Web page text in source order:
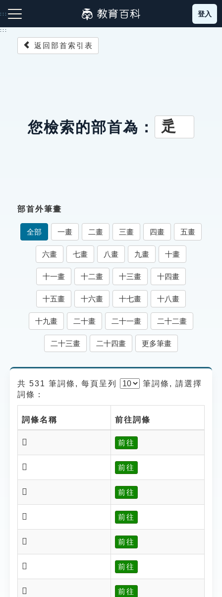
到
主
:::
成語故事
索引選單
知識索引
單字索引
生命大百科索引
遊戲專區
貓頭鷹博士
登入
:::
返回部首索引表
您檢索的部首為： 辵
部首外筆畫
全部 一畫 二畫 三畫 四畫 五畫
六畫 七畫 八畫 九畫 十畫
十一畫 十二畫 十三畫 十四畫
十五畫 十六畫 十七畫 十八畫
十九畫 二十畫 二十一畫 二十二畫
二十三畫 二十四畫 更多筆畫
共 531 筆詞條, 每頁呈列 筆詞條, 請選擇
詞條：
詞條名稱 前往詞條
𨕟 前往
𨕠 前往
𨕡 前往
𨕢 前往
𨕣 前往
𨕤 前往
𨕥 前往